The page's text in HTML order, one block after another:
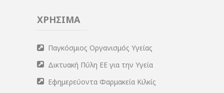
ΧΡΗΣΙΜΑ
Παγκόσμιος Οργανισμός Υγείας
Δικτυακή Πύλη ΕΕ για την Υγεία
Εφημερεύοντα Φαρμακεία Κιλκίς